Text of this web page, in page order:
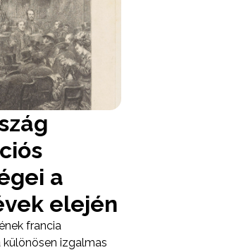
a
elején
francia
izgalmas